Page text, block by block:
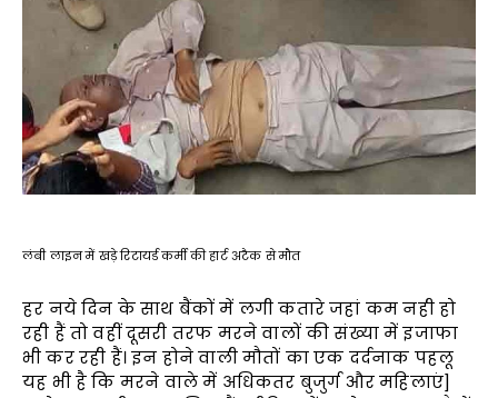
लंबी लाइन में खड़े रिटायर्ड कर्मी की हार्ट अटैक से मौत
हर नये दिन के साथ बैंकों में लगी कतारे जहां कम नही हो
रही हैं तो वहीं दूसरी तरफ मरने वालों की संख्या में इजाफा
भी कर रही हैं। इन होने वाली मौतों का एक दर्दनाक पहलू
यह भी है कि मरने वाले में अधिकतर बुजुर्ग और महिलाएं]